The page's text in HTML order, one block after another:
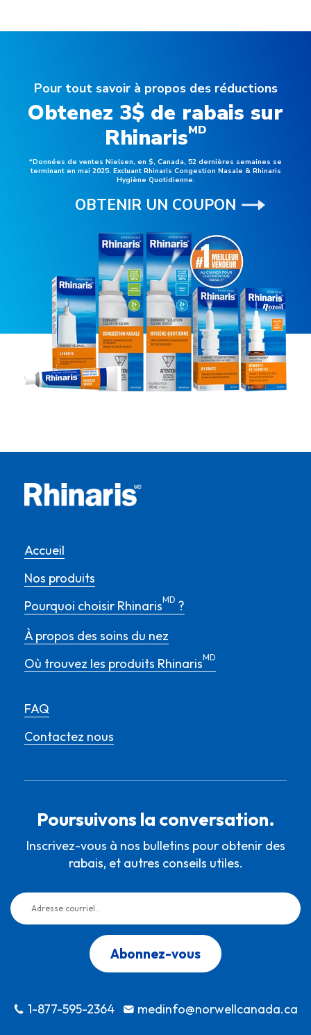
Pour tout savoir à propos des réductions
Obtenez 3$ de rabais sur
RhinarisMD
*Données de ventes Nielsen, en $, Canada, 52 dernières semaines se
terminant en mai 2025. Excluant Rhinaris Congestion Nasale & Rhinaris
Hygiène Quotidienne.
OBTENIR UN COUPON
Accueil
Nos produits
Pourquoi choisir RhinarisMD ?
À propos des soins du nez
Où trouvez les produits RhinarisMD
FAQ
Contactez nous
Poursuivons la conversation.
Inscrivez-vous à nos bulletins pour obtenir des
rabais, et autres conseils utiles.
Abonnez-vous
1-877-595-2364 medinfo@norwellcanada.ca